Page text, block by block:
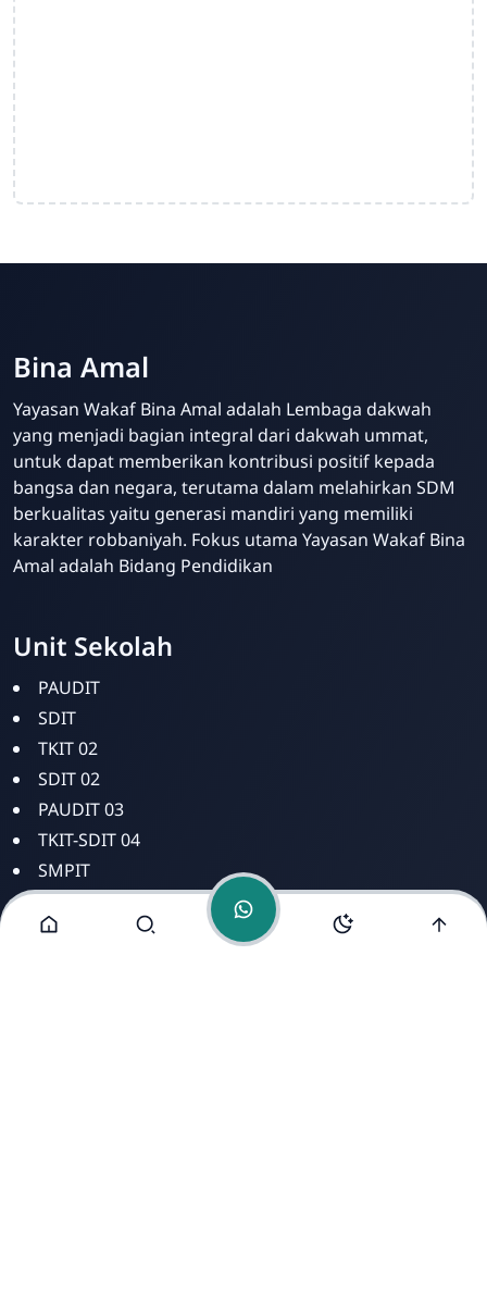
Bina Amal
Yayasan Wakaf Bina Amal adalah Lembaga dakwah
yang menjadi bagian integral dari dakwah ummat,
untuk dapat memberikan kontribusi positif kepada
bangsa dan negara, terutama dalam melahirkan SDM
berkualitas yaitu generasi mandiri yang memiliki
karakter robbaniyah. Fokus utama Yayasan Wakaf Bina
Amal adalah Bidang Pendidikan
Unit Sekolah
PAUDIT
SDIT
TKIT 02
SDIT 02
PAUDIT 03
TKIT-SDIT 04
SMPIT
SMAIT